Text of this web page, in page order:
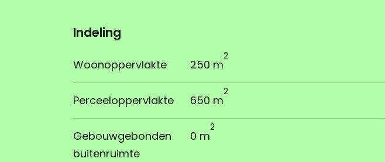
Indeling
Woonoppervlakte 250 m
2
Perceeloppervlakte 650 m
2
Gebouwgebonden
buitenruimte
0 m
2